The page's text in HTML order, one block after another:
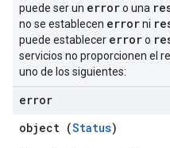
puede ser un erroro una
no se establecen errorni
puede establecer erroro
servicios no proporcionen el
uno de los siguientes:
error
object (Status)